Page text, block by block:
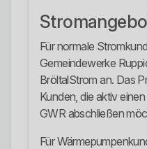
Für normale
Gemeindewerke
BröltalStrom an. Das
Kunden, die aktiv
GWR abschließen
Für